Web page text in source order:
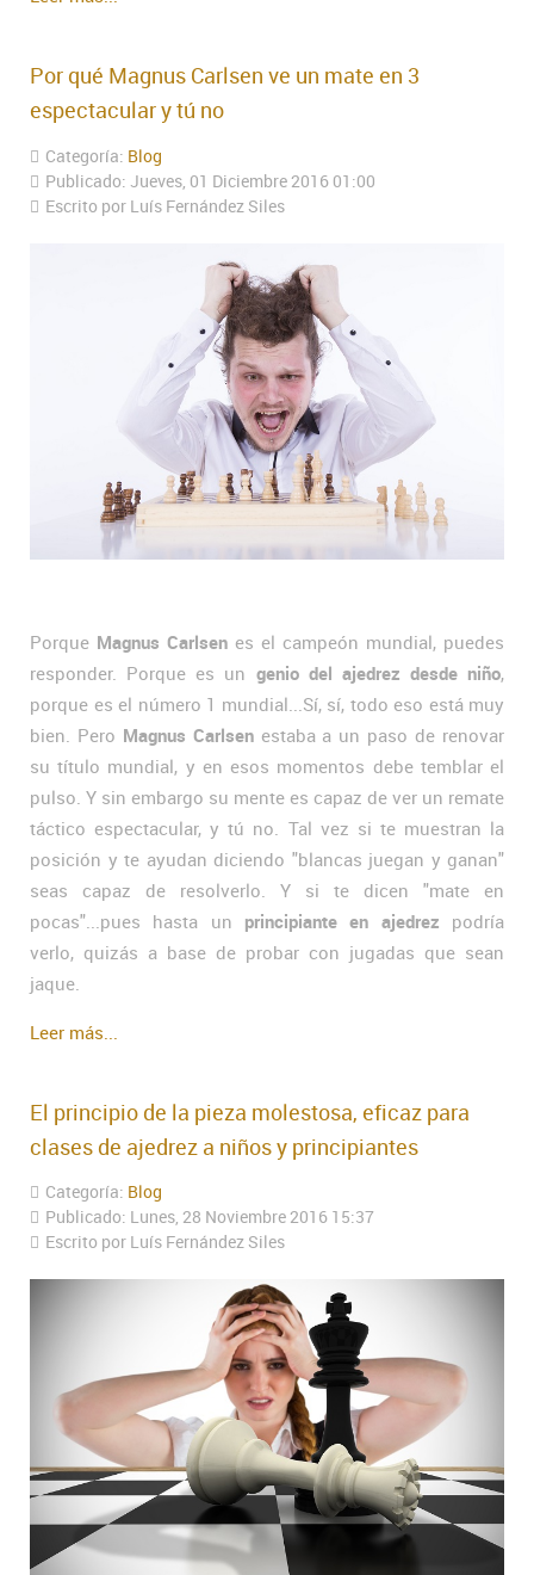
Por qué Magnus Carlsen ve un mate en 3
espectacular y tú no
Categoría: Blog
Publicado: Jueves, 01 Diciembre 2016 01:00
Escrito por Luís Fernández Siles
Porque Magnus Carlsen es el campeón mundial, puedes
responder. Porque es un genio del ajedrez desde niño,
porque es el número 1 mundial...Sí, sí, todo eso está muy
bien. Pero Magnus Carlsenestaba a un paso de renovar
su título mundial, y en esos momentos debe temblar el
pulso. Y sin embargo su mente es capaz de ver un remate
táctico espectacular, y tú no. Tal vez si te muestran la
posición y te ayudan diciendo "blancas juegan y ganan"
seas capaz de resolverlo. Y si te dicen "mate en
pocas"...pues hasta un principiante en ajedrez podría
verlo, quizás a base de probar con jugadas que sean
jaque.
Leer más...
El principio de la pieza molestosa, eficaz para
clases de ajedrez a niños y principiantes
Categoría: Blog
Publicado: Lunes, 28 Noviembre 2016 15:37
Escrito por Luís Fernández Siles